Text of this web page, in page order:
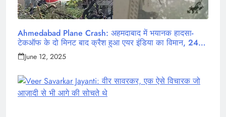
Ahmedabad Plane Crash: अहमदाबाद में भयानक हादसा-
टेकऑफ के दो मिनट बाद क्रैश हुआ एयर इंडिया का विमान, 242
लोग थे सवार
June 12, 2025